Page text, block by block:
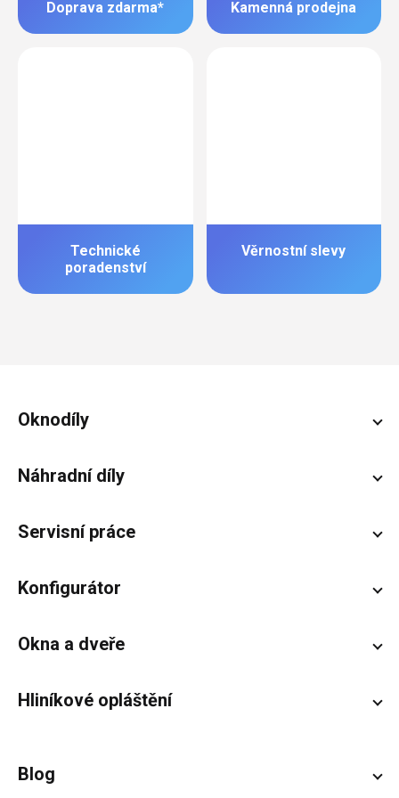
Doprava zdarma* Kamenná prodejna
Technické
poradenství
Věrnostní slevy
Zápatí
Oknodíly
Náhradní díly
Servisní práce
Konfigurátor
Okna a dveře
Hliníkové opláštění
Blog